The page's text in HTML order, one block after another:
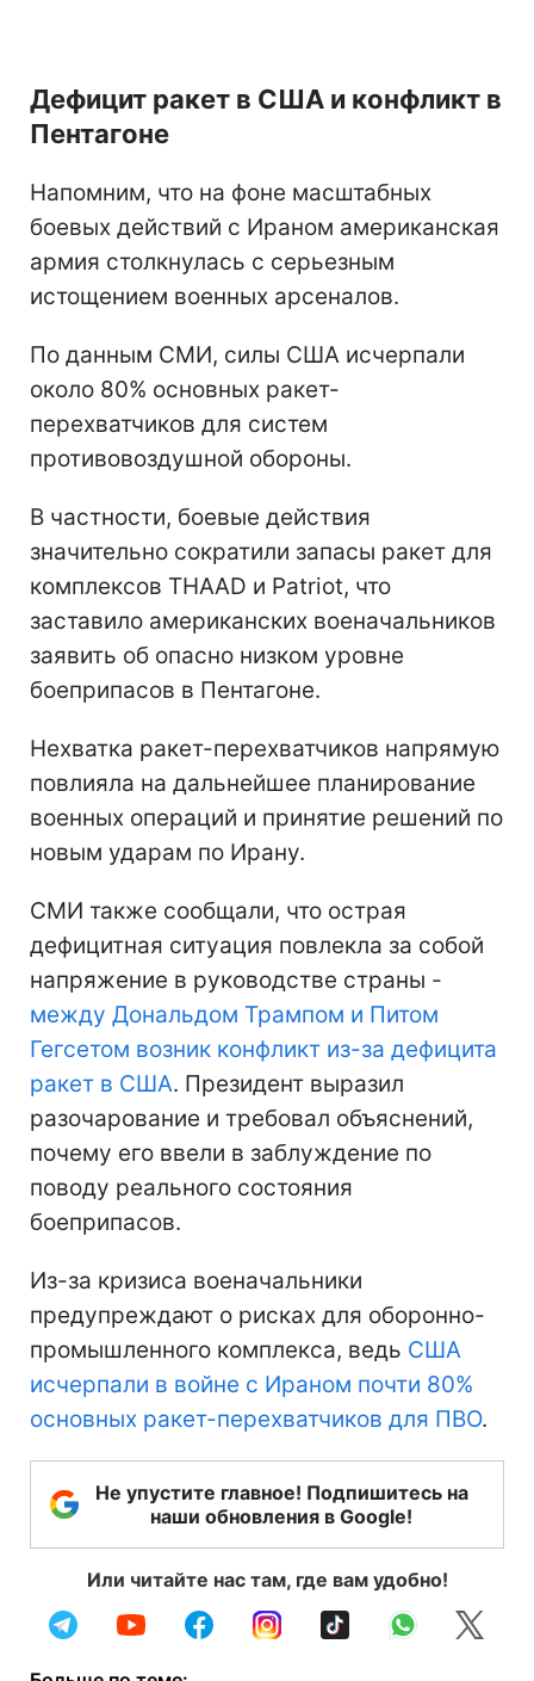
Дефицит ракет в США и конфликт в
Пентагоне
Напомним, что на фоне масштабных
боевых действий с Ираном американская
армия столкнулась с серьезным
истощением военных арсеналов.
По данным СМИ, силы США исчерпали
около 80% основных ракет-
перехватчиков для систем
противовоздушной обороны.
В частности, боевые действия
значительно сократили запасы ракет для
комплексов THAAD и Patriot, что
заставило американских военачальников
заявить об опасно низком уровне
боеприпасов в Пентагоне.
Нехватка ракет-перехватчиков напрямую
повлияла на дальнейшее планирование
военных операций и принятие решений по
новым ударам по Ирану.
СМИ также сообщали, что острая
дефицитная ситуация повлекла за собой
напряжение в руководстве страны -
между Дональдом Трампом и Питом
Гегсетом возник конфликт из-за дефицита
ракет в США. Президент выразил
разочарование и требовал объяснений,
почему его ввели в заблуждение по
поводу реального состояния
боеприпасов.
Из-за кризиса военачальники
предупреждают о рисках для оборонно-
промышленного комплекса, ведь США
исчерпали в войне с Ираном почти 80%
основных ракет-перехватчиков для ПВО.
Не упустите главное! Подпишитесь на
наши обновления в Google!
Или читайте нас там, где вам удобно!